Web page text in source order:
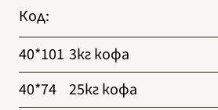
Код:
40*101 3кг кофа
40*74 25кг кофа